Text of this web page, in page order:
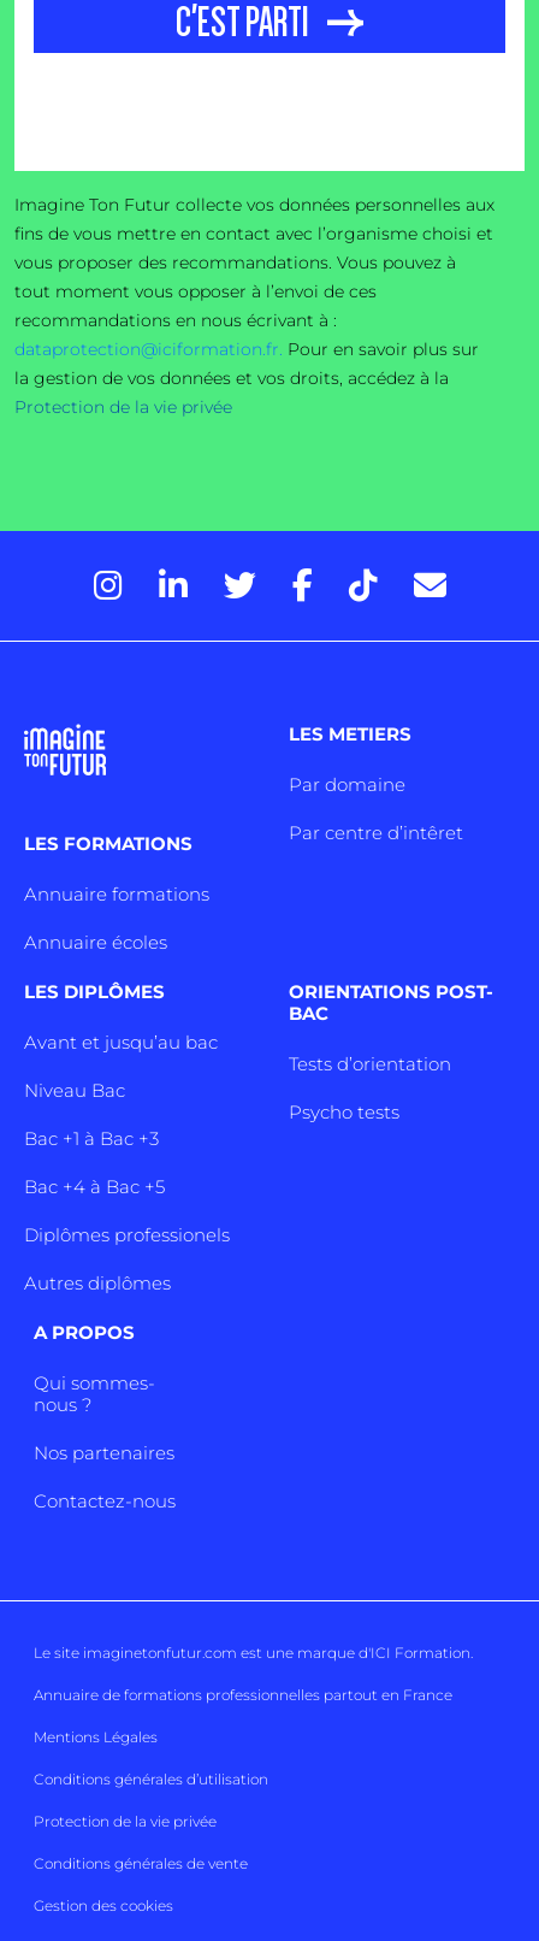
C'EST PARTI
Imagine Ton Futur collecte vos données personnelles aux
fins de vous mettre en contact avec l’organisme choisi et
vous proposer des recommandations. Vous pouvez à
tout moment vous opposer à l’envoi de ces
recommandations en nous écrivant à :
dataprotection@iciformation.fr. Pour en savoir plus sur
la gestion de vos données et vos droits, accédez à la
Protection de la vie privée
LES FORMATIONS
Annuaire formations
Annuaire écoles
LES METIERS
Par domaine
Par centre d’intêret
LES DIPLÔMES
Avant et jusqu’au bac
Niveau Bac
Bac +1 à Bac +3
Bac +4 à Bac +5
Diplômes professionels
Autres diplômes
ORIENTATIONS POST-
BAC
Tests d’orientation
Psycho tests
A PROPOS
Qui sommes-
nous ?
Nos partenaires
Contactez-nous
Le site imaginetonfutur.com est une marque d'ICI Formation
Annuaire de formations professionnelles partout en France
Mentions Légales
Conditions générales d’utilisation
Protection de la vie privée
Conditions générales de vente
Gestion des cookies